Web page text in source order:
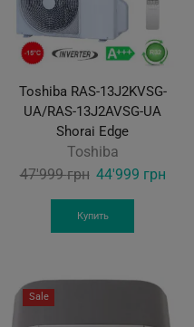
Toshiba RAS-13J2KVSG-
UA/RAS-13J2AVSG-UA
Shorai Edge
Toshiba
47'999грн Original
price
was:
44'999 грн
Купить
Sale